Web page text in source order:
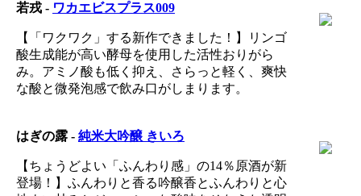
若戎 - ワカエビスプラス009
【「ワクワク」する新作できました！】リンゴ
酸生成能が高い酵母を使用した活性おりがら
み。アミノ酸も低く抑え、さらっと軽く、爽快
な酸と微発泡感で飲み口がしまります。
はぎの露 - 純米大吟醸 きいろ
【ちょうどよい「ふんわり感」の14％原酒が新
登場！】ふんわりと香る吟醸香とふんわりと心